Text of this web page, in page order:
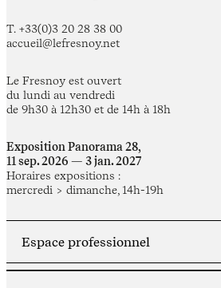
T. +33(0)3 20 28 38 00
accueil@lefresnoy.net
Le Fresnoy est ouvert
du lundi au vendredi
de 9h30 à 12h30 et de 14h à 18h
Exposition Panorama 28,
11 sep. 2026 — 3 jan. 2027
Horaires expositions :
mercredi > dimanche, 14h-19h